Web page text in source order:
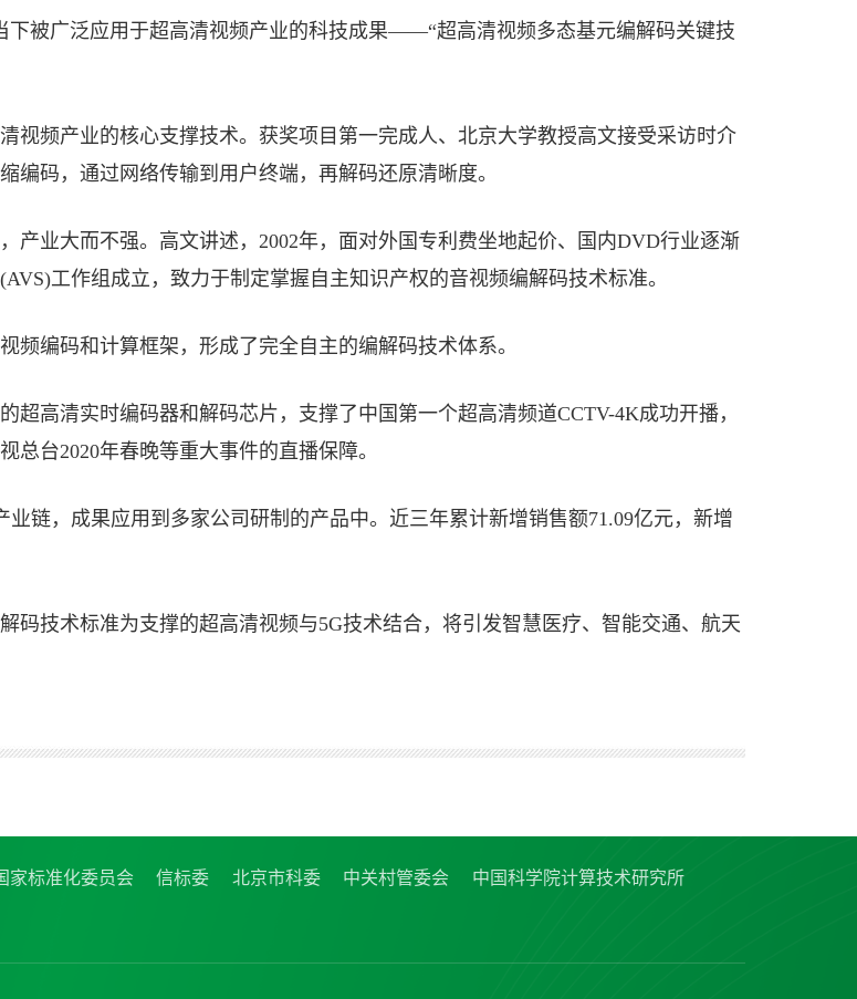
下被广泛应用于超高清视频产业的科技成果——“超高清视频多态基元编解码关键技
视频产业的核心支撑技术。获奖项目第一完成人、北京大学教授高文接受采访时介
码，通过网络传输到用户终端，再解码还原清晰度。
产业大而不强。高文讲述，2002年，面对外国专利费坐地起价、国内DVD行业逐渐
工作组成立，致力于制定掌握自主知识产权的音视频编解码技术标准。
编码和计算框架，形成了完全自主的编解码技术体系。
高清实时编码器和解码芯片，支撑了中国第一个超高清频道CCTV-4K成功开播，
台2020年春晚等重大事件的直播保障。
链，成果应用到多家公司研制的产品中。近三年累计新增销售额71.09亿元，新增
码技术标准为支撑的超高清视频与5G技术结合，将引发智慧医疗、智能交通、航天
家标准化委员会 信标委 北京市科委 中关村管委会 中国科学院计算技术研究所